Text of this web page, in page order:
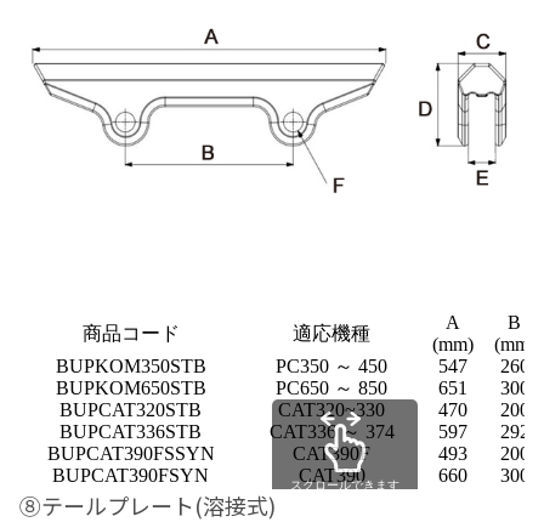
商品コード 適応機種
A
(mm)
B
(mm)
BUPKOM350STB
PC350 ～ 450 547
260
BUPKOM650STB
PC650 ～ 850 651
300
BUPCAT320STB
CAT320~330 470
200
BUPCAT336STB
CAT336 ～ 374 597
292
BUPCAT390FSSYN
CAT390F 493
200
BUPCAT390FSYN
CAT390 660 300
スクロールできます
⑧テールプレート(溶接式)